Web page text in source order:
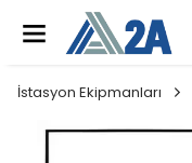
İstasyon Ekipmanları